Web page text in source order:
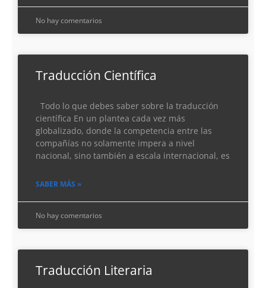
No hay comentarios
Traducción Científica
Todo lo que debes saber sobre la traducción
científica En un plantea cada vez más
globalizado, donde la competencia entre las
compañías no solamente impera a nivel
nacional, sino también a escala internacional, es
SABER MÁS »
No hay comentarios
Traducción Literaria